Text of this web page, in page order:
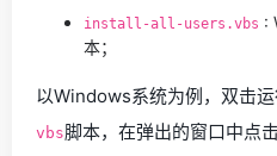
install-all-users.vbs :
本；
以Windows系统为例，双击
vbs脚本，在弹出的窗口中点